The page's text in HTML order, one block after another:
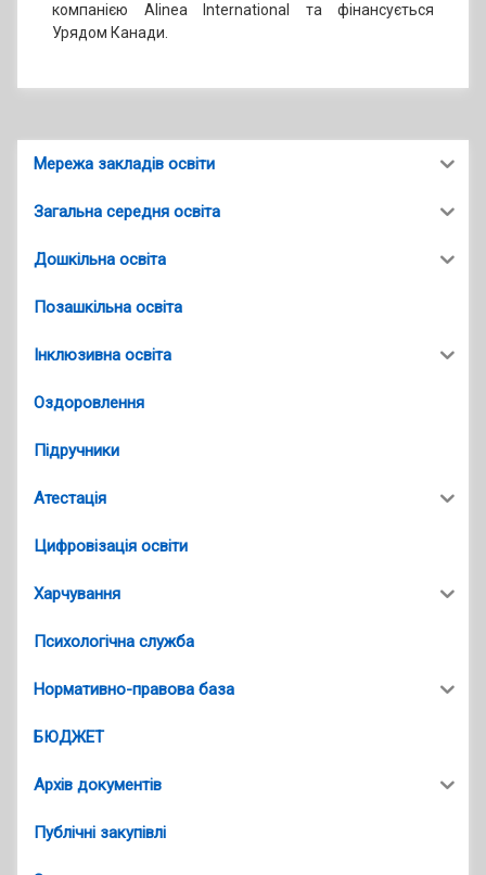
компанією Alinea International та фінансується
Урядом Канади.
Мережа закладів освіти
Загальна середня освіта
Дошкільна освіта
Позашкільна освіта
Інклюзивна освіта
Оздоровлення
Підручники
Атестація
Цифровізація освіти
Харчування
Психологічна служба
Нормативно-правова база
БЮДЖЕТ
Архів документів
Публічні закупівлі